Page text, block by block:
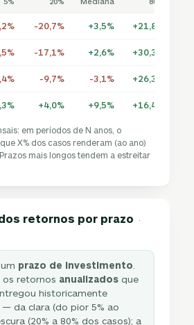
-20,7% +3,5% +21,8%
-17,1% +2,6% +30,3%
-9,7% -3,1% +26,3%
+4,0% +9,5% +16,4%
em períodos de N anos, o
X% dos casos renderam (ao ano)
mais longos tendem a estreitar
retornos por prazo ·
prazo de investimento
os retornos anualizados que
historicamente
da clara (do pior 5% ao
(20% a 80% dos casos); a